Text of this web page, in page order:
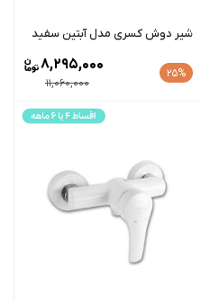
شیر دوش کسری مدل آبتین سفید
25%
11,060,000
8,295,000